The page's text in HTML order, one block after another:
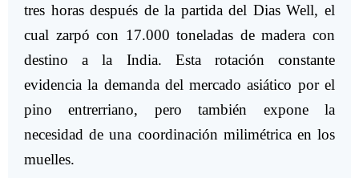
tres horas después de la partida del Dias Well, el
cual zarpó con 17.000 toneladas de madera con
destino a la India. Esta rotación constante
evidencia la demanda del mercado asiático por el
pino entrerriano, pero también expone la
necesidad de una coordinación milimétrica en los
muelles.